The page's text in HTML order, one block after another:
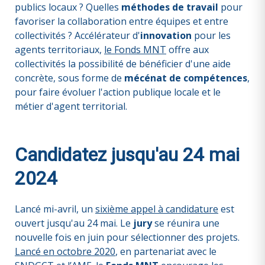
publics locaux ? Quelles méthodes de travail pour
favoriser la collaboration entre équipes et entre
collectivités ? Accélérateur d'innovation pour les
agents territoriaux, le Fonds MNT offre aux
collectivités la possibilité de bénéficier d'une aide
concrète, sous forme de mécénat de compétences,
pour faire évoluer l'action publique locale et le
métier d'agent territorial.
Candidatez jusqu'au 24 mai
2024
Lancé mi-avril, un sixième appel à candidature est
ouvert jusqu'au 24 mai. Le juryse réunira une
nouvelle fois en juin pour sélectionner des projets.
Lancé en octobre 2020, en partenariat avec le